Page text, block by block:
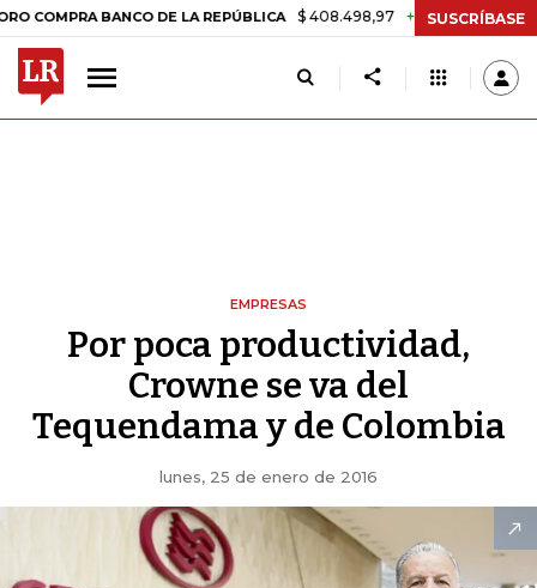
BANCO DE LA REPÚBLICA $ 408.498,97 +$ 8.753,81 +2,19%
SUSCRÍBASE
EMPRESAS
Por poca productividad,
Crowne se va del
Tequendama y de Colombia
lunes, 25 de enero de 2016